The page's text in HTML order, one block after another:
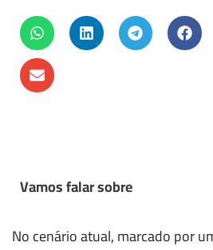
Vamos falar sobre
No cenário atual, marcado por